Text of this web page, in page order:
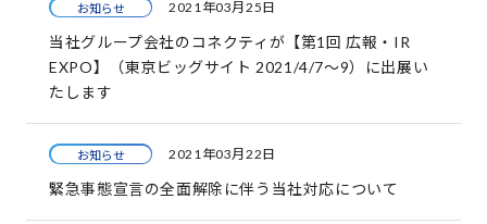
お知らせ 2021年03月25日
当社グループ会社のコネクティが【第1回 広報・IR
EXPO】（東京ビッグサイト 2021/4/7～9）に出展い
たします
お知らせ 2021年03月22日
緊急事態宣言の全面解除に伴う当社対応について